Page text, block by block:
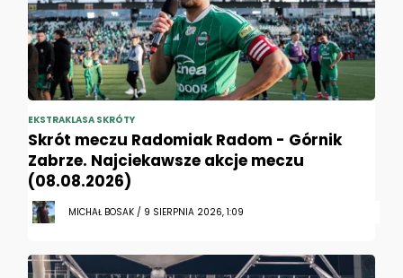
EKSTRAKLASA SKRÓTY
Skrót meczu Radomiak Radom - Górnik
Zabrze. Najciekawsze akcje meczu
(08.08.2026)
MICHAŁ BOSAK / 9 SIERPNIA 2026, 1:09